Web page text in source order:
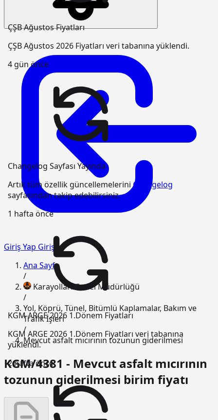
ÇŞB Ağustos Fiyatları
ÇŞB Ağustos 2026 Fiyatları veri tabanına yüklendi.
4 gün önce
Changelog Sayfası Yayında
Artık tüm özellik güncellemeleriniChangelog
sayfasından takip edebilirsiniz.
1 hafta önce
KGM ARGE 2026 1.Dönem Fiyatları
KGM ARGE 2026 1.Dönem Fiyatları veri tabanına
yüklendi.
2 hafta önce
Giriş Yap Giriş
Ana Sayfa
/
Karayolları Genel Müdürlüğü
/
Yol, Köprü, Tünel, Bitümlü Kaplamalar, Bakım ve
Trafik İşleri
/
Mevcut asfalt mıcırının tozunun giderilmesi
KGM/4381 - Mevcut asfalt mıcırının
tozunun giderilmesi birim fiyatı